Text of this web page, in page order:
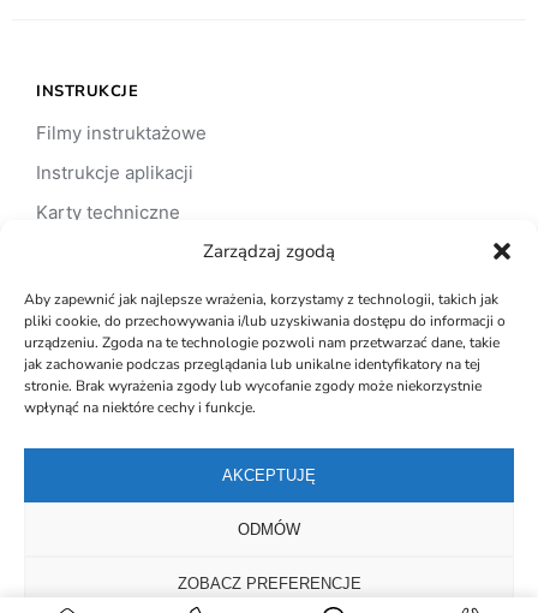
Zarządzaj zgodą
Aby zapewnić jak najlepsze wrażenia, korzystamy z technologii, takich jak
pliki cookie, do przechowywania i/lub uzyskiwania dostępu do informacji o
urządzeniu. Zgoda na te technologie pozwoli nam przetwarzać dane, takie
jak zachowanie podczas przeglądania lub unikalne identyfikatory na tej
stronie. Brak wyrażenia zgody lub wycofanie zgody może niekorzystnie
wpłynąć na niektóre cechy i funkcje.
AKCEPTUJĘ
ODMÓW
ZOBACZ PREFERENCJE
INSTRUKCJE
Filmy instruktażowe
Instrukcje aplikacji
Karty techniczne
Karty charakterystyki
WSPÓŁPRACA
Architekt / projektant
Inwestor